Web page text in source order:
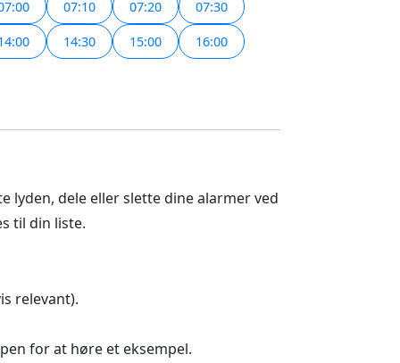
07:10 07:20 07:30
14:30 15:00 16:00
lyden, dele eller slette dine alarmer ved
til din liste.
relevant).
for at høre et eksempel.